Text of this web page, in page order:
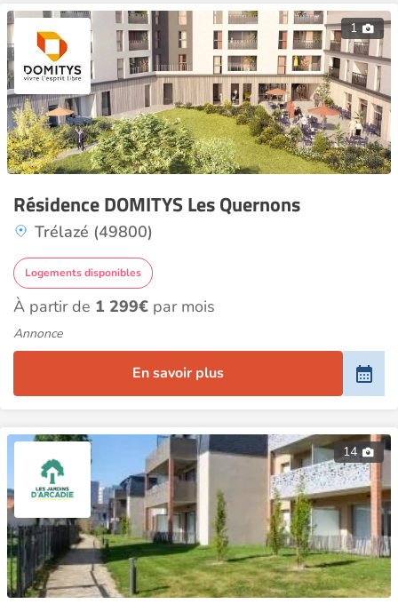
1
Résidence DOMITYS Les Quernons
Trélazé (49800)
Logements disponibles
À partir de 1 299€ par mois
Annonce
En savoir plus
14